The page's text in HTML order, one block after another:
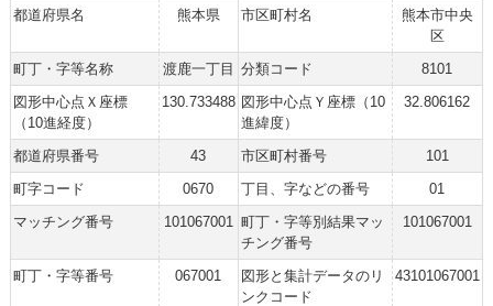
都道府県名 熊本県 市区町村名
熊本市中央
区
町丁・字等名称
渡鹿一丁目 分類コード
8101
図形中心点Ｘ座標
（10進経度）
130.733488 図形中心点Ｙ座標（10
進緯度）
32.806162
都道府県番号 43 市区町村番号
101
町字コード
0670 丁目、字などの番号
01
マッチング番号
101067001 町丁・字等別結果マッ
チング番号
101067001
町丁・字等番号 067001
図形と集計データのリ
ンクコード
43101067001